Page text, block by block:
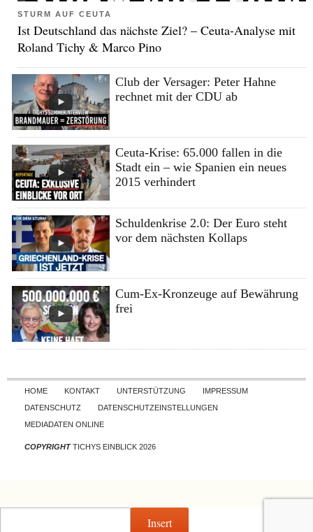
STURM AUF CEUTA
Ist Deutschland das nächste Ziel? – Ceuta-Analyse mit
Roland Tichy & Marco Pino
Club der Versager: Peter Hahne
rechnet mit der CDU ab
Ceuta-Krise: 65.000 fallen in die
Stadt ein – wie Spanien ein neues
2015 verhindert
Schuldenkrise 2.0: Der Euro steht
vor dem nächsten Kollaps
Cum-Ex-Kronzeuge auf Bewährung
frei
Skip to content
HOME KONTAKT UNTERSTÜTZUNG
IMPRESSUM
DATENSCHUTZ
DATENSCHUTZEINSTELLUNGEN
MEDIADATEN ONLINE
COPYRIGHTTICHYS EINBLICK 2026
Insert